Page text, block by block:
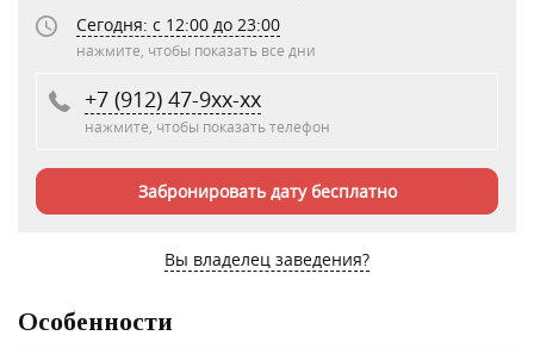
Сегодня: c 12:00 до 23:00
нажмите, чтобы показать все дни
+7 (912) 47-9xx-xx
нажмите, чтобы показать телефон
Забронировать дату бесплатно
Вы владелец заведения?
Особенности